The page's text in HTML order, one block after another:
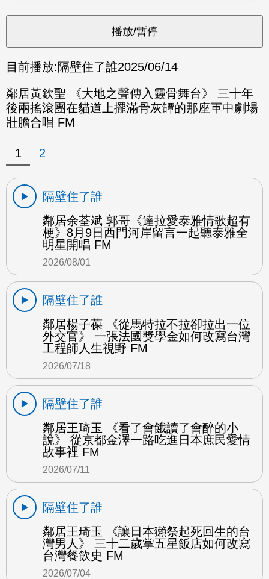
目前播放:隔壁住了誰2025/06/14
鄰居黃欽聖 《大地之聲傳入靈骨舞台》 三十年
後兩搖滾團在貓道上擺滿骨灰罈的那座軍中劇場
壯膽合唱 FM
1 2
隔壁住了誰
鄰居余荃斌 郭哥《達拉愛泰雅情歌超有
梗》8月9日西門河岸留言一起聽泰雅全
明星開唱 FM
2026/08/01
隔壁住了誰
鄰居楊子葆 《從馬特拉不拉卻拉出一位
外交官》 一張法國獎學金如何改寫台灣
工程師人生視野 FM
2026/07/18
隔壁住了誰
鄰居王琦玉 《看了會餓讀了會醉的小
說》 從京都金澤一路吃進日本庶民愛情
故事裡 FM
2026/07/11
隔壁住了誰
鄰居王琦玉 《讓日本獺祭起死回生的台
灣男人》 三十二歲掌五星飯店如何改寫
台灣餐飲史 FM
2026/07/04